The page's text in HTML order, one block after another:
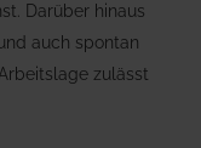
Darüber hinaus
auch spontan
zulässt